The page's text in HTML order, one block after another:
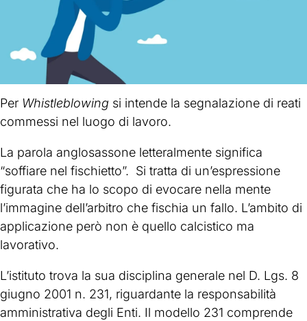
Per Whistleblowing si intende la segnalazione di reati
commessi nel luogo di lavoro.
La parola anglosassone letteralmente significa
“soffiare nel fischietto”. Si tratta di un’espressione
figurata che ha lo scopo di evocare nella mente
l’immagine dell’arbitro che fischia un fallo. L’ambito di
applicazione però non è quello calcistico ma
lavorativo.
L’istituto trova la sua disciplina generale nel D. Lgs. 8
giugno 2001 n. 231, riguardante la responsabilità
amministrativa degli Enti. Il modello 231 comprende